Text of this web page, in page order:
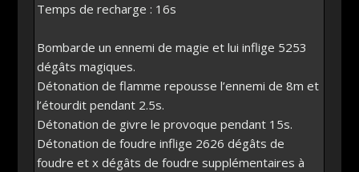
Temps de recharge : 16s
Bombarde un ennemi de magie et lui inflige 5253
dégâts magiques.
Détonation de flamme repousse l’ennemi de 8m et
l’étourdit pendant 2.5s.
Détonation de givre le provoque pendant 15s.
Détonation de foudre inflige 2626 dégâts de
foudre et x dégâts de foudre supplémentaires à